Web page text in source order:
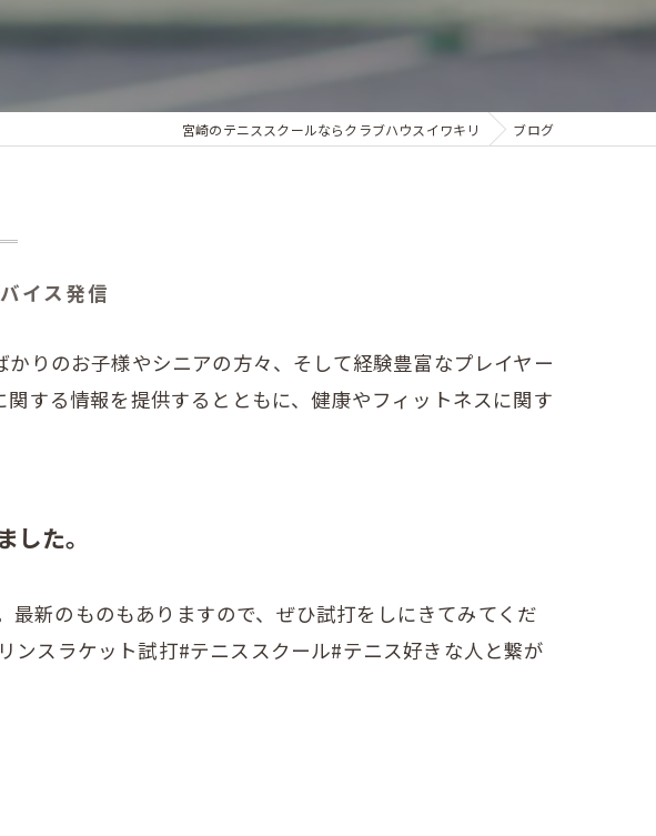
宮崎のテニススクールならクラブハウスイワキリ ブログ
イス発信
りのお子様やシニアの方々、そして経験豊富なプレイヤー
する情報を提供するとともに、健康やフィットネスに関す
た。
最新のものもありますので、ぜひ試打をしにきてみてくだ
ンスラケット試打#テニススクール#テニス好きな人と繋が